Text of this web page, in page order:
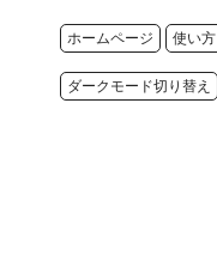
ホームページ 使い方
ダークモード切り替え